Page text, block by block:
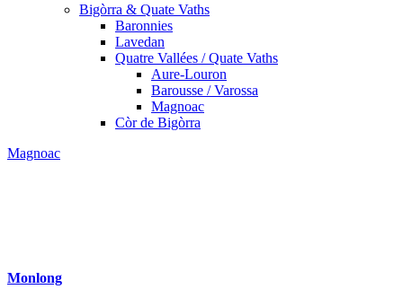
Bigòrra & Quate Vaths
Baronnies
Lavedan
Quatre Vallées / Quate Vaths
Aure-Louron
Barousse / Varossa
Magnoac
Còr de Bigòrra
Magnoac
Monlong